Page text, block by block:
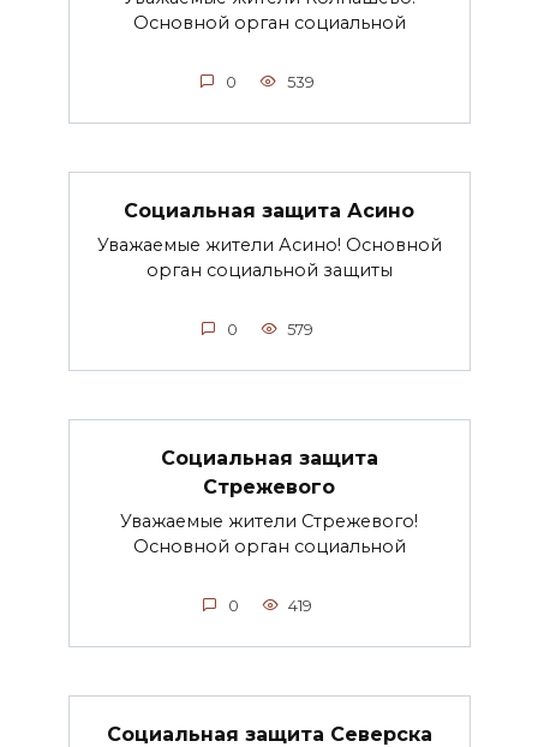
Основной орган социальной
0 539
Социальная защита Асино
Уважаемые жители Асино! Основной
орган социальной защиты
0 579
Социальная защита
Стрежевого
Уважаемые жители Стрежевого!
Основной орган социальной
0 419
Социальная защита Северска